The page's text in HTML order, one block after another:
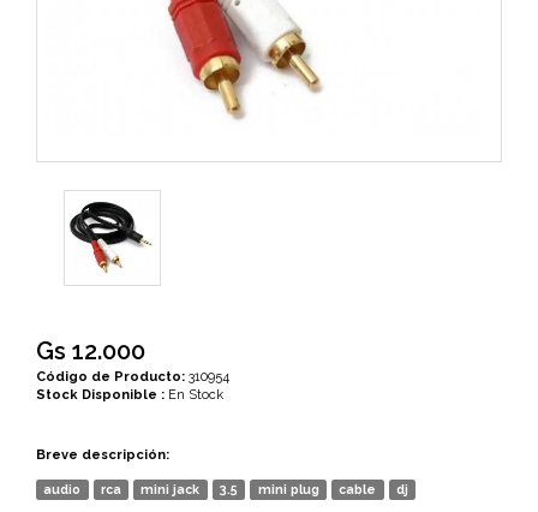
Gs 12.000
Código de Producto: 310954
Stock Disponible : En Stock
Breve descripción:
audio rca mini jack 3.5 mini plug cable dj